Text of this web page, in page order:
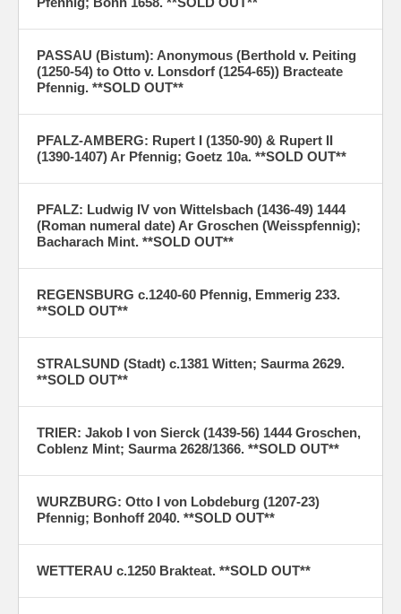
PASSAU (Bistum): Anonymous (Berthold v. Peiting
(1250-54) to Otto v. Lonsdorf (1254-65)) Bracteate
Pfennig. **SOLD OUT**
PFALZ-AMBERG: Rupert I (1350-90) & Rupert II
(1390-1407) Ar Pfennig; Goetz 10a. **SOLD OUT**
PFALZ: Ludwig IV von Wittelsbach (1436-49) 1444
(Roman numeral date) Ar Groschen (Weisspfennig);
Bacharach Mint. **SOLD OUT**
REGENSBURG c.1240-60 Pfennig, Emmerig 233.
**SOLD OUT**
STRALSUND (Stadt) c.1381 Witten; Saurma 2629.
**SOLD OUT**
TRIER: Jakob I von Sierck (1439-56) 1444 Groschen,
Coblenz Mint; Saurma 2628/1366. **SOLD OUT**
WURZBURG: Otto I von Lobdeburg (1207-23)
Pfennig; Bonhoff 2040. **SOLD OUT**
WETTERAU c.1250 Brakteat. **SOLD OUT**